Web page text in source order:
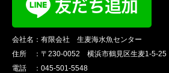
会社名：有限会社 生麦海水魚センター
住所 ：〒230-0052 横浜市鶴見区生麦1-5-25
電話 ：045-501-5548